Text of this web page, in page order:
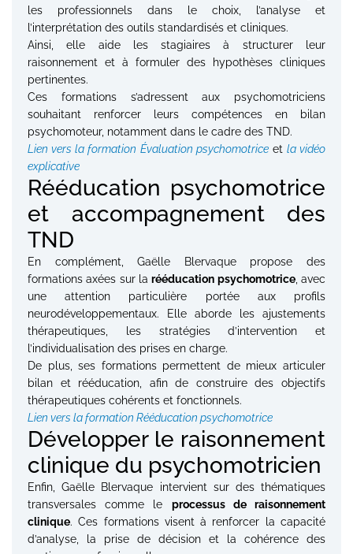
les professionnels dans le choix, l’analyse et
l’interprétation des outils standardisés et cliniques.
Ainsi, elle aide les stagiaires à structurer leur
raisonnement et à formuler des hypothèses cliniques
pertinentes.
Ces formations s’adressent aux psychomotriciens
souhaitant renforcer leurs compétences en bilan
psychomoteur, notamment dans le cadre des TND.
Lien vers la formation Évaluation psychomotriceet la vidéo
explicative
Rééducation psychomotrice
et accompagnement des
TND
En complément, Gaëlle Blervaque propose des
formations axées sur larééducation psychomotrice, avec
une attention particulière portée aux profils
neurodéveloppementaux. Elle aborde les ajustements
thérapeutiques, les stratégies d’intervention et
l’individualisation des prises en charge.
De plus, ses formations permettent de mieux articuler
bilan et rééducation, afin de construire des objectifs
thérapeutiques cohérents et fonctionnels.
Lien vers la formation Rééducation psychomotrice
Développer le raisonnement
clinique du psychomotricien
Enfin, Gaëlle Blervaque intervient sur des thématiques
transversales comme le processus de raisonnement
clinique. Ces formations visent à renforcer la capacité
d’analyse, la prise de décision et la cohérence des